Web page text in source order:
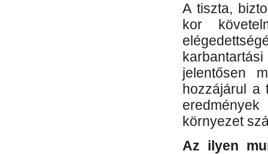
A tiszta,
kor
jelentősen
hozzájárul a
környezet
Az ilyen